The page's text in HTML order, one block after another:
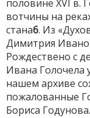
половине XVI в.
вотчины на
стана6. Из
Димитрия
Рождествено с
Ивана Голочела
нашем архиве
пожалованные
Бориса